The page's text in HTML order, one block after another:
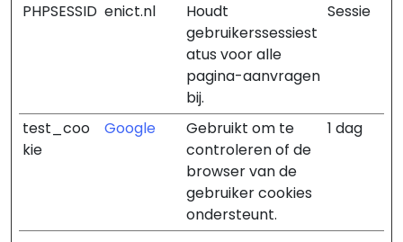
PHPSESSID enict.nl
Houdt
gebruikerssessiest
atus voor alle
pagina-aanvragen
bij.
Sessie
test_coo
kie
Google
Gebruikt om te
controleren of de
browser van de
gebruiker cookies
ondersteunt.
1 dag